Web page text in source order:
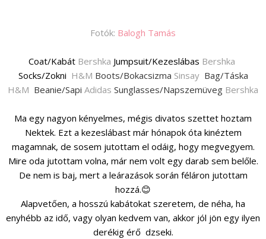
Fotók: Balogh Tamás
Coat/Kabát Bershka Jumpsuit/Kezeslábas Bershka
Socks/Zokni H&M Boots/Bokacsizma Sinsay Bag/Táska
H&M Beanie/Sapi Adidas Sunglasses/Napszemüveg Bershka
Ma egy nagyon kényelmes, mégis divatos szettet hoztam
Nektek. Ezt a kezeslábast már hónapok óta kinéztem
magamnak, de sosem jutottam el odáig, hogy megvegyem.
Mire oda jutottam volna, már nem volt egy darab sem belőle.
De nem is baj, mert a leárazások során féláron jutottam
hozzá.😊
Alapvetően, a hosszú kabátokat szeretem, de néha, ha
enyhébb az idő, vagy olyan kedvem van, akkor jól jön egy ilyen
derékig érő dzseki.